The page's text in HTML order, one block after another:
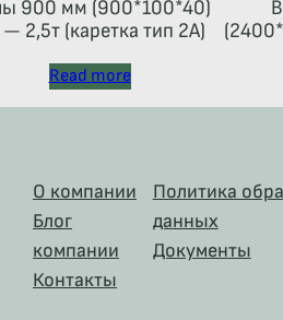
900 мм (900*100*40)
— 2,5т (каретка тип 2A)
Read more
О компании
Блог
компании
Контакты
Политика
данных
Документы